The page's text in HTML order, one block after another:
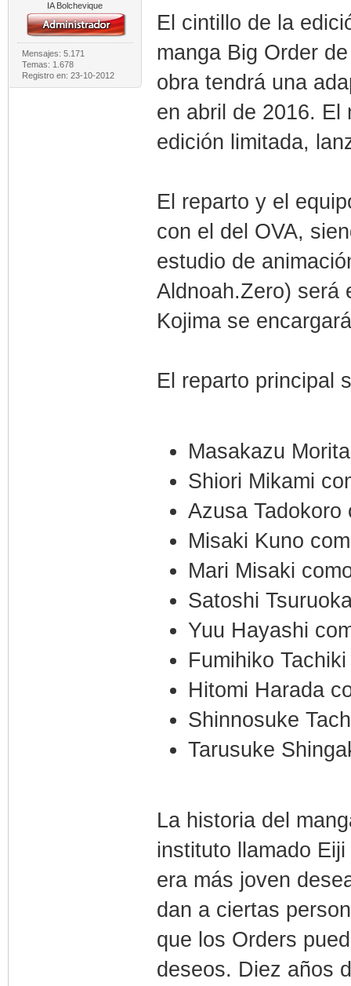
IA Bolchevique
Mensajes: 5.171
Temas: 1.678
Registro en: 23-10-2012
El cintillo de la
manga Big Order
obra tendrá una
en abril de 2016. El
edición limitada,
El reparto y el
con el del OVA,
estudio de
Aldnoah.Zero) será
Kojima se
El reparto principal
Masakazu
Shiori Mikami
Azusa Tadokoro
Misaki Kuno
Mari Misaki
Satoshi
Yuu Hayashi
Fumihiko
Hitomi Harada
Shinnosuke
Tarusuke
La historia del
instituto llamado
era más joven
dan a ciertas
que los Orders
deseos. Diez años